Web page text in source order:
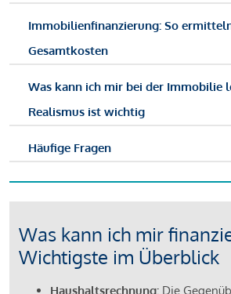
Immobilienfinanzierung: So
Gesamtkosten
Was kann ich mir bei der Immobilie
Realismus ist wichtig
Häufige Fragen
Was kann ich mir
Wichtigste im Überblick
Haushaltsrechnung: Die